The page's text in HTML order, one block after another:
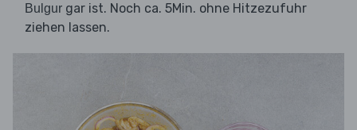
Bulgur gar ist. Noch ca. 5Min. ohne Hitzezufuhr
ziehen lassen.